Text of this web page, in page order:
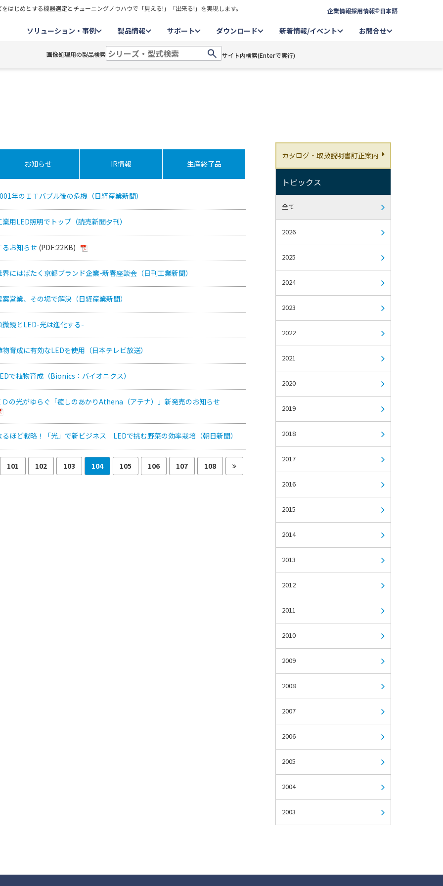
はじめとする機器選定とチューニングノウハウで「見える!」「出来る!」を実現します。 企業情報採用情報 日本語
ソリューション・事例 製品情報 サポート ダウンロード 新着情報/イベント お問合せ
画像処理用の製品検索 サイト内検索(Enterで実行)
お知らせ IR情報 生産終了品
年のＩＴバブル後の危機（日経産業新聞）
用LED照明でトップ（読売新聞夕刊）
お知らせ (PDF:22KB)
にはばたく京都ブランド企業-新春座談会（日刊工業新聞）
営業、その場で解決（日経産業新聞）
微鏡とLED-光は進化する-
育成に有効なLEDを使用（日本テレビ放送）
で植物育成（Bionics：バイオニクス）
Ｄの光がゆらぐ「癒しのあかりAthena（アテナ）」新発売のお知らせ
ほど戦略！「光」で新ビジネス LEDで挑む野菜の効率栽培（朝日新聞）
101 102 103 104 105 106 107 108
カタログ・取扱説明書訂正案内
トピックス
全て
2026
2025
2024
2023
2022
2021
2020
2019
2018
2017
2016
2015
2014
2013
2012
2011
2010
2009
2008
2007
2006
2005
2004
2003